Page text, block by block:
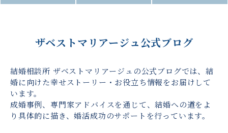
ザベストマリアージュ公式ブログ
結婚相談所 ザベストマリアージュの公式ブログでは、結
婚に向けた幸せストーリー・お役立ち情報をお届けして
います。
成婚事例、専門家アドバイスを通じて、結婚への道をよ
り具体的に描き、婚活成功のサポートを行っています。